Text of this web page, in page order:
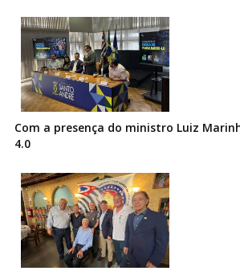
Com a presença do ministro Luiz
4.0